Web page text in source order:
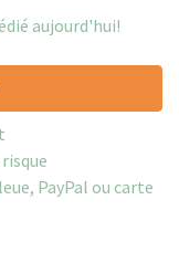
aujourd'hui!
PayPal ou carte